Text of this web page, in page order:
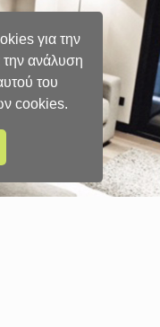
για την
ανάλυση
του
cookies.